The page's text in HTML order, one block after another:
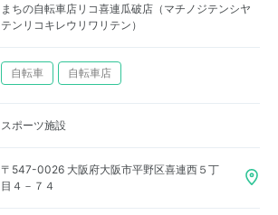
まちの自転車店リコ喜連瓜破店（マチノジテンシヤ
テンリコキレウリワリテン）
自転車 自転車店
スポーツ施設
〒547-0026 大阪府大阪市平野区喜連西５丁
目４－７４